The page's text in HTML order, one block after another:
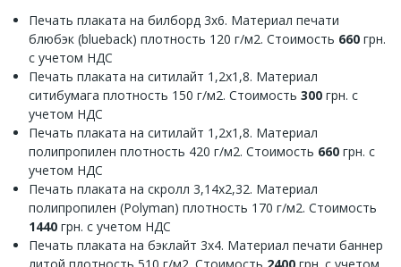
Печать плаката на билборд 3х6. Материал печати
блюбэк (blueback) плотность 120 г/м2. Стоимость 660 грн.
с учетом НДС
Печать плаката на ситилайт 1,2х1,8. Материал
ситибумага плотность 150 г/м2. Стоимость 300 грн. с
учетом НДС
Печать плаката на ситилайт 1,2х1,8. Материал
полипропилен плотность 420 г/м2. Стоимость 660 грн. с
учетом НДС
Печать плаката на скролл 3,14х2,32. Материал
полипропилен (Polyman) плотность 170 г/м2. Стоимость
1440 грн. с учетом НДС
Печать плаката на бэклайт 3х4. Материал печати баннер